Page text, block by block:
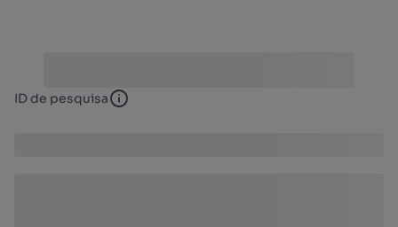
ID de pesquisa ID de pesquisa